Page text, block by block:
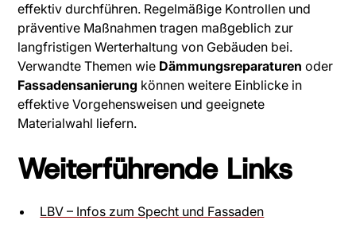
effektiv durchführen. Regelmäßige Kontrollen und
präventive Maßnahmen tragen maßgeblich zur
langfristigen Werterhaltung von Gebäuden bei.
Verwandte Themen wie Dämmungsreparaturen oder
Fassadensanierung können weitere Einblicke in
effektive Vorgehensweisen und geeignete
Materialwahl liefern.
Weiterführende Links
LBV – Infos zum Specht und Fassaden